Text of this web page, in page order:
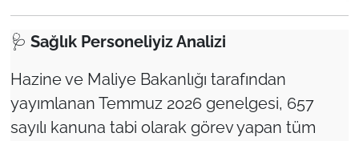
🩺 Sağlık Personeliyiz Analizi
Hazine ve Maliye Bakanlığı tarafından
yayımlanan Temmuz 2026 genelgesi, 657
sayılı kanuna tabi olarak görev yapan tüm